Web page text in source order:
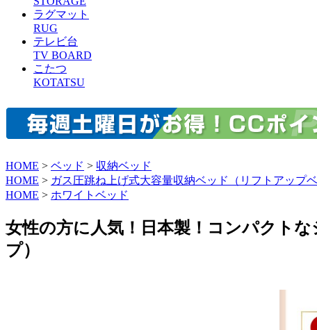
ラグマット
RUG
テレビ台
TV BOARD
こたつ
KOTATSU
HOME > ベッド > 収納ベッド
HOME > ガス圧跳ね上げ式大容量収納ベッド（リフトアップベ
HOME > ホワイトベッド
女性の方に人気！日本製！コンパクト
プ）